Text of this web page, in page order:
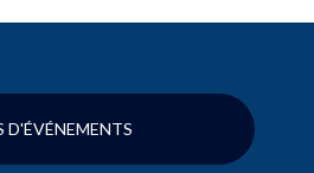
D'ÉVÉNEMENTS